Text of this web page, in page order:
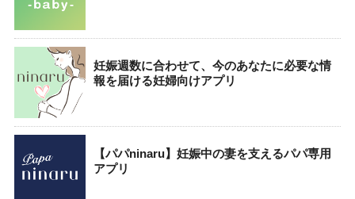
妊娠週数に合わせて、今のあなたに必要な情
報を届ける妊婦向けアプリ
【パパninaru】妊娠中の妻を支えるパパ専用
アプリ